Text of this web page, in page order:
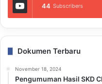
44 Subscribers
Dokumen Terbaru
November 18, 2024
Pengumuman Hasil SKD